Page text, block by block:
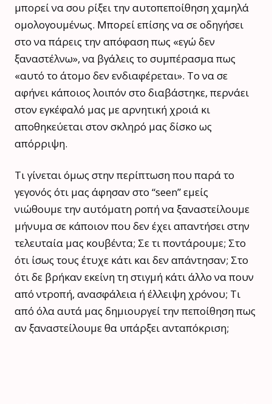
μπορεί να σου ρίξει την αυτοπεποίθηση χαμηλά
ομολογουμένως. Μπορεί επίσης να σε οδηγήσει
στο να πάρεις την απόφαση πως «εγώ δεν
ξαναστέλνω», να βγάλεις το συμπέρασμα πως
«αυτό το άτομο δεν ενδιαφέρεται». Το να σε
αφήνει κάποιος λοιπόν στο διαβάστηκε, περνάει
στον εγκέφαλό μας με αρνητική χροιά κι
αποθηκεύεται στον σκληρό μας δίσκο ως
απόρριψη.
Τι γίνεται όμως στην περίπτωση που παρά το
γεγονός ότι μας άφησαν στο “seen” εμείς
νιώθουμε την αυτόματη ροπή να ξαναστείλουμε
μήνυμα σε κάποιον που δεν έχει απαντήσει στην
τελευταία μας κουβέντα; Σε τι ποντάρουμε; Στο
ότι ίσως τους έτυχε κάτι και δεν απάντησαν; Στο
ότι δε βρήκαν εκείνη τη στιγμή κάτι άλλο να πουν
από ντροπή, ανασφάλεια ή έλλειψη χρόνου; Τι
από όλα αυτά μας δημιουργεί την πεποίθηση πως
αν ξαναστείλουμε θα υπάρξει ανταπόκριση;